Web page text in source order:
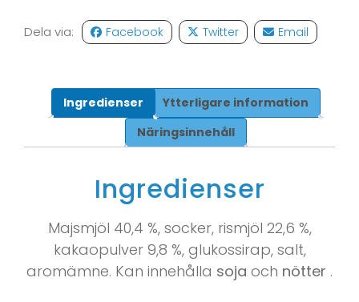
Dela via: Facebook Twitter Email
Ingredienser
Ytterligare information
Näringsinnehåll
Ingredienser
Majsmjöl 40,4 %, socker, rismjöl 22,6 %,
kakaopulver 9,8 %, glukossirap, salt,
aromämne. Kan innehålla soja och nötter .